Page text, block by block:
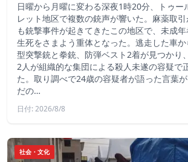
日曜から月曜に変わる深夜1時20分、トゥー
レット地区で複数の銃声が響いた。麻薬取
も銃撃事件が起きてきたこの地区で、未成年
生死をさまよう重体となった。逃走した車
型突撃銃と拳銃、防弾ベスト2着が見つかり
2人が組織的な集団による殺人未遂の容疑で
た。取り調べで24歳の容疑者が語った言葉
だの…
日付: 2026/8/8
社会・文化